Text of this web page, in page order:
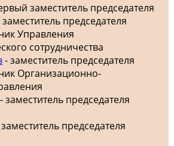
заместитель председателя
заместитель председателя
Управления
сотрудничества
- заместитель председателя
Организационно-
- заместитель председателя
председателя